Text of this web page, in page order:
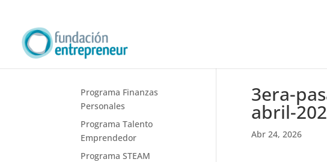
3era-
abril-
Abr 24, 2026
Programa Finanzas
Personales
Programa Talento
Emprendedor
Programa STEAM